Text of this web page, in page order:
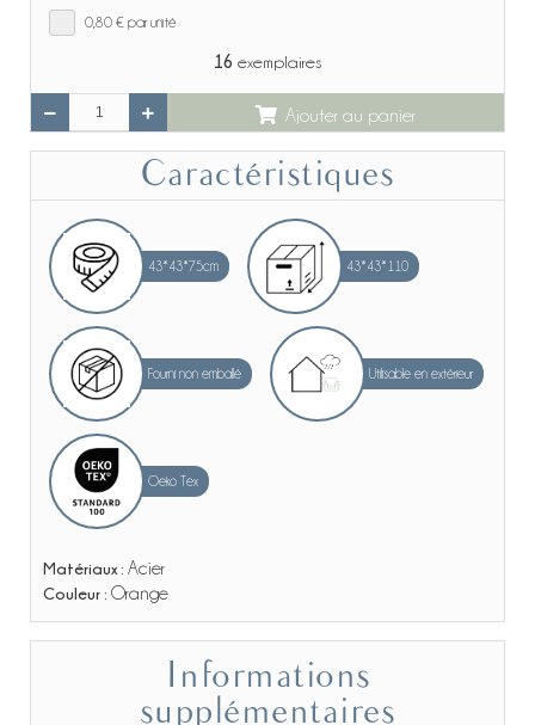
0,80 € par unité
16 exemplaires
Ajouter au panier
Caractéristiques
43*43*75cm 43*43*110
Fourni non emballé Utilisable en extérieur
Oeko Tex
Matériaux : Acier
Couleur : Orange
supplémentaires